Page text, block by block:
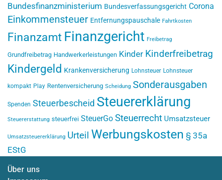
Bundesfinanzministerium Bundesverfassungsgericht Corona
Einkommensteuer Entfernungspauschale Fahrtkosten
Finanzamt Finanzgericht Freibetrag
Grundfreibetrag Handwerkerleistungen Kinder Kinderfreibetrag
Kindergeld Krankenversicherung Lohnsteuer Lohnsteuer
kompakt Play Rentenversicherung Scheidung Sonderausgaben
Spenden Steuerbescheid Steuererklärung
Steuererstattung steuerfrei SteuerGo Steuerrecht Umsatzsteuer
Umsatzsteuererklärung Urteil Werbungskosten § 35a
EStG
Über uns